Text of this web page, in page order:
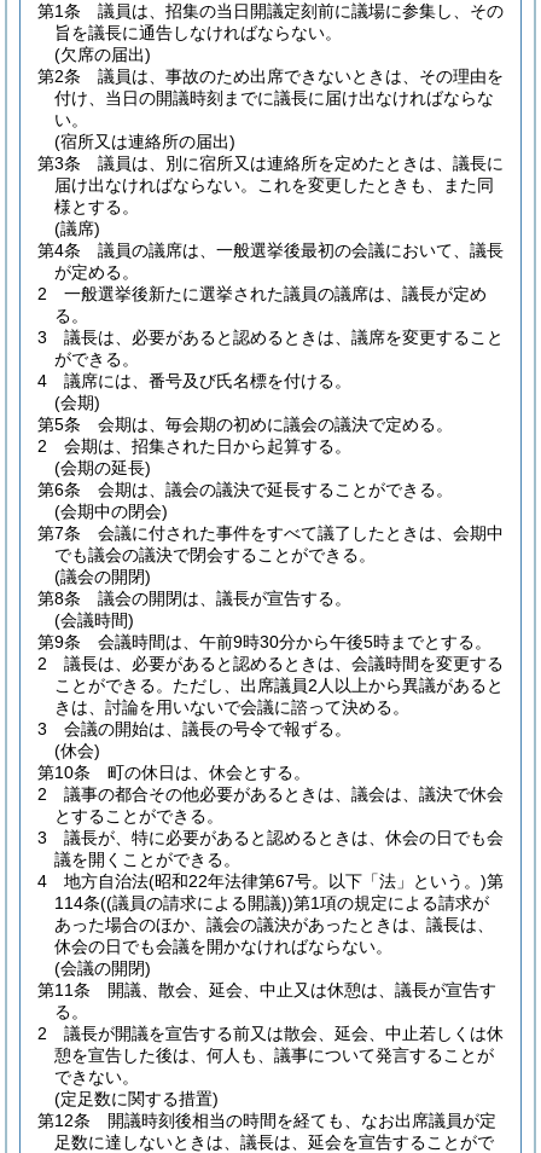
第1条
議員は、招集の当日開議定刻前に議場に参集し、その
旨を議長に通告しなければならない。
(欠席の届出)
第2条
議員は、事故のため出席できないときは、その理由を
付け、当日の開議時刻までに議長に届け出なければならな
い。
(宿所又は連絡所の届出)
第3条
議員は、別に宿所又は連絡所を定めたときは、議長に
届け出なければならない。
これを変更したときも、また同
様とする。
(議席)
第4条
議員の議席は、一般選挙後最初の会議において、議長
が定める。
2
一般選挙後新たに選挙された議員の議席は、議長が定め
る。
3
議長は、必要があると認めるときは、議席を変更すること
ができる。
4
議席には、番号及び氏名標を付ける。
(会期)
第5条
会期は、毎会期の初めに議会の議決で定める。
2
会期は、招集された日から起算する。
(会期の延長)
第6条
会期は、議会の議決で延長することができる。
(会期中の閉会)
第7条
会議に付された事件をすべて議了したときは、会期中
でも議会の議決で閉会することができる。
(議会の開閉)
第8条
議会の開閉は、議長が宣告する。
(会議時間)
第9条
会議時間は、午前9時30分から午後5時までとする。
2
議長は、必要があると認めるときは、会議時間を変更する
ことができる。 ただし、出席議員2人以上から異議があると
きは、討論を用いないで会議に諮って決める。
3
会議の開始は、議長の号令で報ずる。
(休会)
第10条
町の休日は、休会とする。
2
議事の都合その他必要があるときは、議会は、議決で休会
とすることができる。
3
議長が、特に必要があると認めるときは、休会の日でも会
議を開くことができる。
4
地方自治法(昭和22年法律第67号。以下「法」という。)第
114条((議員の請求による開議))第1項の規定による請求が
あった場合のほか、議会の議決があったときは、議長は、
休会の日でも会議を開かなければならない。
(会議の開閉)
第11条
開議、散会、延会、中止又は休憩は、議長が宣告す
る。
2
議長が開議を宣告する前又は散会、延会、中止若しくは休
憩を宣告した後は、何人も、議事について発言することが
できない。
(定足数に関する措置)
第12条
開議時刻後相当の時間を経ても、なお出席議員が定
足数に達しないときは、議長は、延会を宣告することがで